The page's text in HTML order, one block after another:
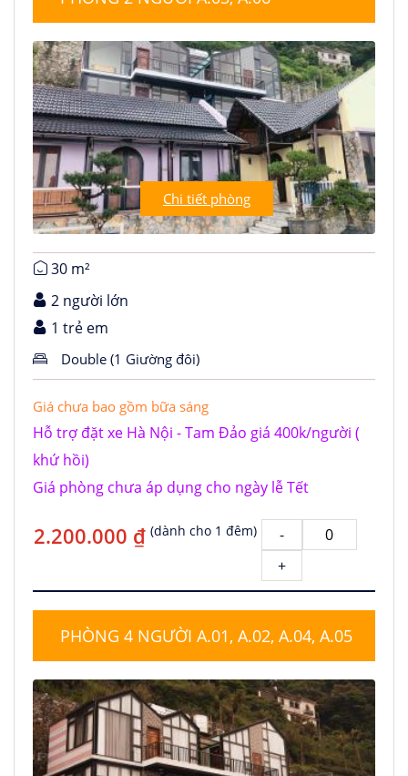
Chi tiết phòng
30 m²
2 người lớn
1 trẻ em
Double (1 Giường đôi)
Giá chưa bao gồm bữa sáng
Hỗ trợ đặt xe Hà Nội - Tam Đảo giá 400k/người (
khứ hồi)
Giá phòng chưa áp dụng cho ngày lễ Tết
2.200.000 ₫ (dành cho 1 đêm)
-
+
PHÒNG 4 NGƯỜI A.01, A.02, A.04, A.05